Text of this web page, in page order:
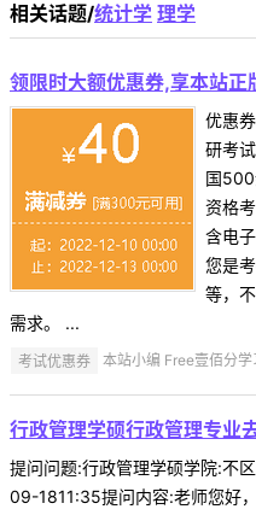
相关话题/统计学 理学
领限时大额优惠券,享本站正
优惠
研考
国
资格
含电
您是
等，
需求。 ...
考试优惠券 本站小编 Free壹佰分
行政管理学硕行政管理专业
提问问题:行政管理学硕学院:不
09-1811:35提问内容:老师您好